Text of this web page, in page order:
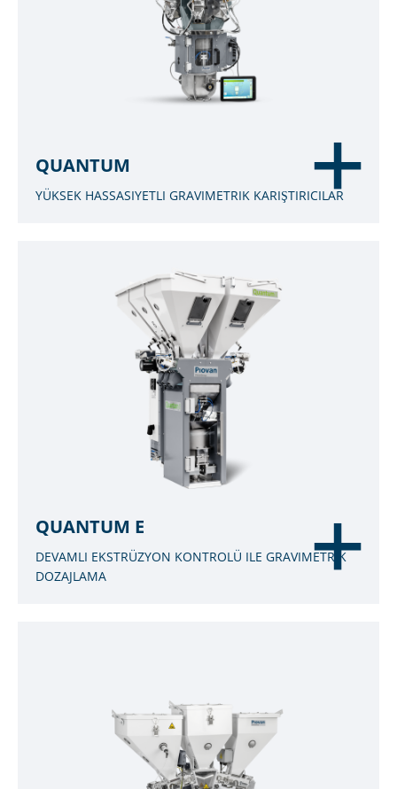
QUANTUM
YÜKSEK HASSASIYETLI GRAVIMETRIK KARIŞTIRICILAR
QUANTUM E
DEVAMLI EKSTRÜZYON KONTROLÜ ILE GRAVIMETRIK
DOZAJLAMA